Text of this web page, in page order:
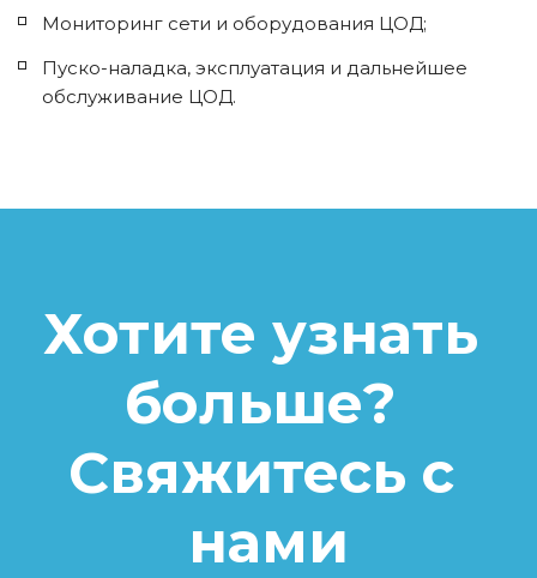
Мониторинг сети и оборудования ЦОД;
Пуско-наладка, эксплуатация и дальнейшее
обслуживание ЦОД.
Хотите узнать
больше?
Свяжитесь с
нами